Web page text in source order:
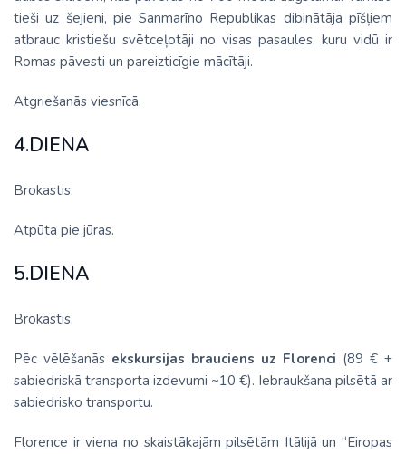
tieši uz šejieni, pie Sanmarīno Republikas dibinātāja pīšļiem
atbrauc kristiešu svētceļotāji no visas pasaules, kuru vidū ir
Romas pāvesti un pareizticīgie mācītāji.
Atgriešanās viesnīcā.
4.DIENA
Brokastis.
Atpūta pie jūras.
5.DIENA
Brokastis.
Pēc vēlēšanās ekskursijas brauciens uz Florenci (89 € +
sabiedriskā transporta izdevumi ~10 €). Iebraukšana pilsētā ar
sabiedrisko transportu.
Florence ir viena no skaistākajām pilsētām Itālijā un “Eiropas